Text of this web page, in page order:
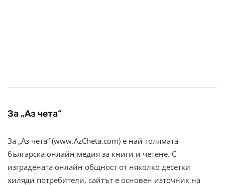
За „Аз чета“
За „Аз чета“ (www.AzCheta.com) е най-голямата
българска онлайн медия за книги и четене. С
изградената онлайн общност от няколко десетки
хиляди потребители, сайтът е основен източник на